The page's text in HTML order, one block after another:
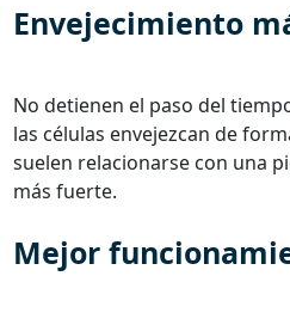
Envejecimiento
No detienen el paso del
las células envejezcan de
suelen relacionarse con una
más fuerte.
Mejor